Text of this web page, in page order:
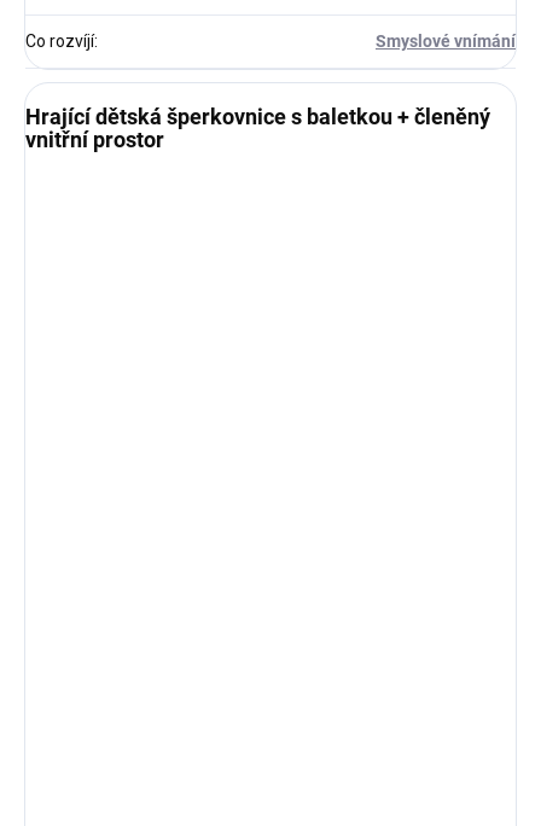
Co rozvíjí: Smyslové vnímání
Hrající dětská šperkovnice s baletkou + členěný
vnitřní prostor